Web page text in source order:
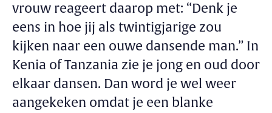
vrouw reageert daarop met: “Denk je
eens in hoe jij als twintigjarige zou
kijken naar een ouwe dansende man.” In
Kenia of Tanzania zie je jong en oud door
elkaar dansen. Dan word je wel weer
aangekeken omdat je een blanke